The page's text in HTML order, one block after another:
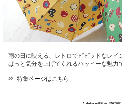
雨の日に映える、レトロでビビッドなレイ
ぱっと気分を上げてくれるハッピーな魅力
特集ページはこちら